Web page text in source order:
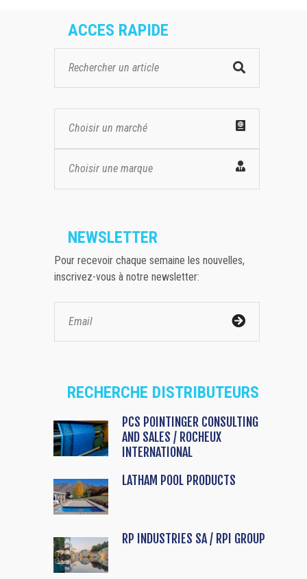
ACCES RAPIDE
Choisir un marché
Choisir une marque
NEWSLETTER
Pour recevoir chaque semaine les nouvelles,
inscrivez-vous à notre newsletter:
RECHERCHE DISTRIBUTEURS
PCS POINTINGER CONSULTING
AND SALES / ROCHEUX
INTERNATIONAL
LATHAM POOL PRODUCTS
RP INDUSTRIES SA / RPI GROUP